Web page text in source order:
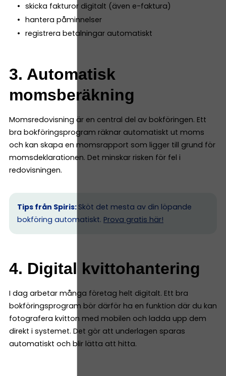
skicka fakturor digitalt (även e-faktura)
hantera påminnelser
registrera betalningar automatiskt
3. Automatisk
momsberäkning
Momsredovisning är en central del av bokföringen. Ett
bra bokföringsprogram räknar automatiskt ut moms
och kan skapa en momsrapport som ligger till grund för
momsdeklarationen. Det minskar risken för fel i
redovisningen.
Tips från Spiris: Sköt det mesta av din löpande
bokföring automatiskt. Prova gratis här!
4. Digital kvittohantering
I dag arbetar många företag helt digitalt. Ett bra
bokföringsprogram bör därför ha en funktion där du kan
fotografera kvitton med mobilen och ladda upp dem
direkt i systemet. Det gör att underlagen sparas
automatiskt och blir lätta att hitta.